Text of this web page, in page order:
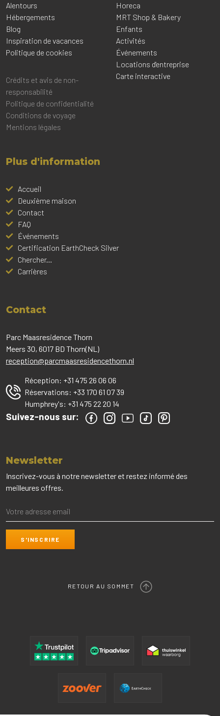
Alentours
Hébergements
Blog
Inspiration de vacances
Politique de cookies
Crédits et avis de non-
responsabilité
Politique de confidentialité
Conditions de voyage
Mentions légales
Horeca
MRT Shop & Bakery
Enfants
Activités
Événements
Locations d'entreprise
Carte interactive
Plus d'information
Accueil
Deuxième maison
Contact
FAQ
Événements
Certification EarthCheck Silver
Chercher...
Carrières
Contact
Parc Maasresidence Thorn
Meers 30, 6017 BD Thorn(NL)
reception@parcmaasresidencethorn.nl
Réception: +31 475 26 06 06
Réservations: +33 170 61 07 39
Humphrey's: +31 475 22 20 14
Suivez-nous sur:
Newsletter
Inscrivez-vous à notre newsletter et restez informé des
meilleures offres.
RETOUR AU SOMMET